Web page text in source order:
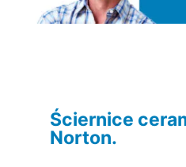
Ściernice
Norton.